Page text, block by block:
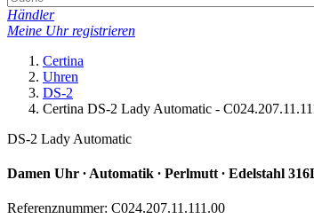
Händler
Meine Uhr registrieren
Certina
Uhren
DS-2
Certina DS-2 Lady Automatic -
DS-2 Lady Automatic
Damen Uhr ∙ Automatik ∙ Perlmutt ∙ Edelstahl
Referenznummer: C024.207.11.111.00